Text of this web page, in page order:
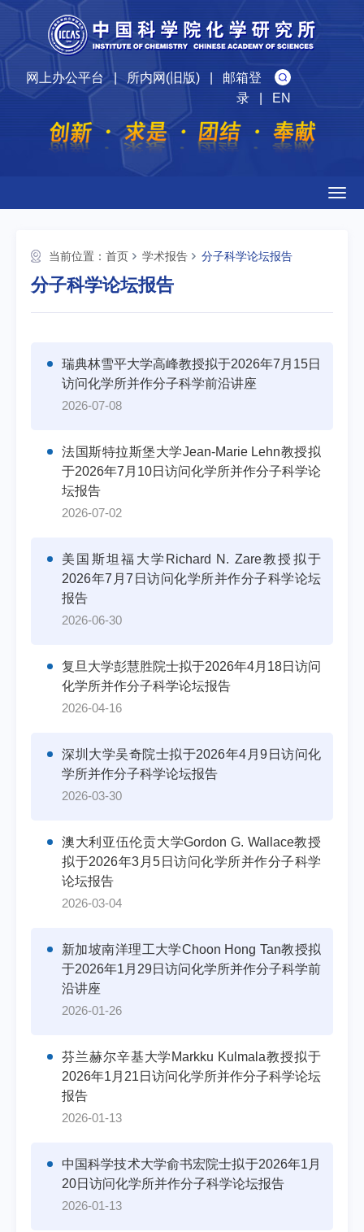
网上办公平台|所内网(旧版)| 邮箱登
录| EN
当前位置： 首页 学术报告 分子科学论坛报告
分子科学论坛报告
瑞典林雪平大学高峰教授拟于2026年7月15日
访问化学所并作分子科学前沿讲座
2026-07-08
法国斯特拉斯堡大学Jean-Marie Lehn教授拟
于2026年7月10日访问化学所并作分子科学论
坛报告
2026-07-02
美国斯坦福大学Richard N. Zare教授拟于
2026年7月7日访问化学所并作分子科学论坛
报告
2026-06-30
复旦大学彭慧胜院士拟于2026年4月18日访问
化学所并作分子科学论坛报告
2026-04-16
深圳大学吴奇院士拟于2026年4月9日访问化
学所并作分子科学论坛报告
2026-03-30
澳大利亚伍伦贡大学Gordon G. Wallace教授
拟于2026年3月5日访问化学所并作分子科学
论坛报告
2026-03-04
新加坡南洋理工大学Choon Hong Tan教授拟
于2026年1月29日访问化学所并作分子科学前
沿讲座
2026-01-26
芬兰赫尔辛基大学Markku Kulmala教授拟于
2026年1月21日访问化学所并作分子科学论坛
报告
2026-01-13
中国科学技术大学俞书宏院士拟于2026年1月
20日访问化学所并作分子科学论坛报告
2026-01-13